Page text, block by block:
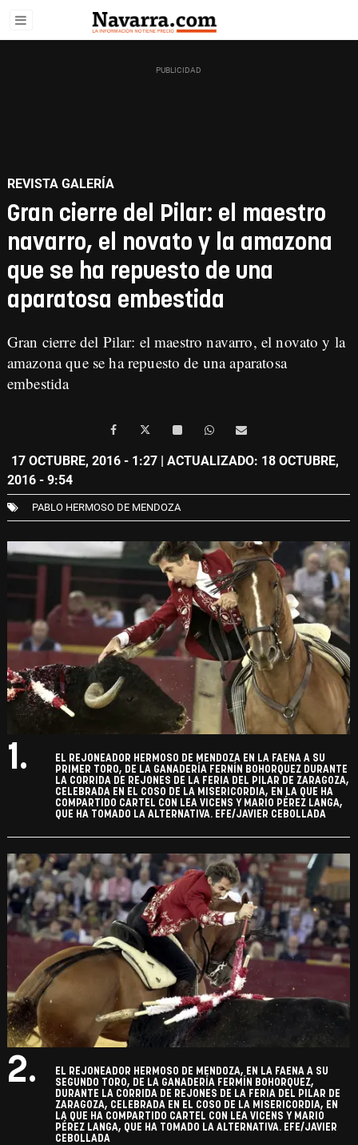
REVISTA GALERÍA
Gran cierre del Pilar: el maestro
navarro, el novato y la amazona
que se ha repuesto de una
aparatosa embestida
Gran cierre del Pilar: el maestro navarro, el novato y la
amazona que se ha repuesto de una aparatosa
embestida
17 OCTUBRE, 2016 - 1:27 | ACTUALIZADO: 18 OCTUBRE,
2016 - 9:54
PABLO HERMOSO DE MENDOZA
1.
EL REJONEADOR HERMOSO DE MENDOZA EN LA FAENA A SU
PRIMER TORO, DE LA GANADERÍA FERNÍN BOHORQUEZ DURANTE
LA CORRIDA DE REJONES DE LA FERIA DEL PILAR DE ZARAGOZA,
CELEBRADA EN EL COSO DE LA MISERICORDIA, EN LA QUE HA
COMPARTIDO CARTEL CON LEA VICENS Y MARIO PÉREZ LANGA,
QUE HA TOMADO LA ALTERNATIVA. EFE/JAVIER CEBOLLADA
2.
EL REJONEADOR HERMOSO DE MENDOZA, EN LA FAENA A SU
SEGUNDO TORO, DE LA GANADERÍA FERMÍN BOHORQUEZ,
DURANTE LA CORRIDA DE REJONES DE LA FERIA DEL PILAR DE
ZARAGOZA, CELEBRADA EN EL COSO DE LA MISERICORDIA, EN
LA QUE HA COMPARTIDO CARTEL CON LEA VICENS Y MARIO
PÉREZ LANGA, QUE HA TOMADO LA ALTERNATIVA. EFE/JAVIER
CEBOLLADA